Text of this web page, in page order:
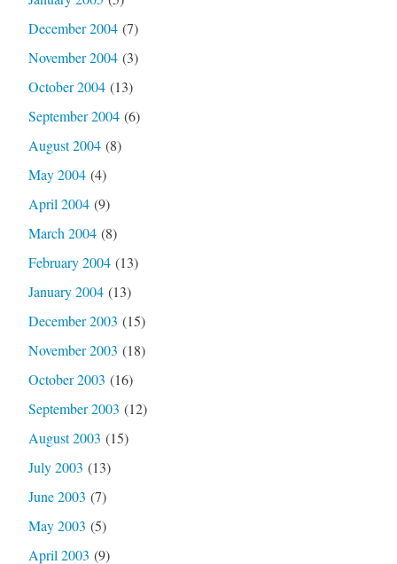
December 2004(7)
November 2004(3)
October 2004(13)
September 2004(6)
August 2004(8)
May 2004(4)
April 2004(9)
March 2004(8)
February 2004(13)
January 2004(13)
December 2003 (15)
November 2003 (18)
October 2003 (16)
September 2003 (12)
August 2003 (15)
July 2003 (13)
June 2003 (7)
May 2003 (5)
April 2003 (9)